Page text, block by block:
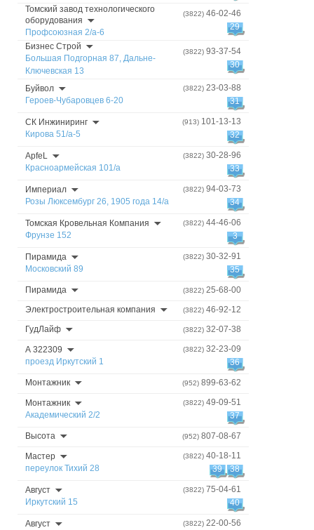
Томский завод технологического
оборудования
Профсоюзная 2/а-6
(3822) 46-02-46
29
Бизнес Строй
Большая Подгорная 87, Дальне-
Ключевская 13
(3822) 93-37-54
30
Буйвол
Героев-Чубаровцев 6-20
(3822) 23-03-88
31
СК Инжиниринг
Кирова 51/а-5
(913) 101-13-13
32
АpfeL
Красноармейская 101/а
(3822) 30-28-96
33
Империал
Розы Люксембург 26, 1905 года 14/а
(3822) 94-03-73
34
Томская Кровельная Компания
Фрунзе 152
(3822) 44-46-06
3
Пирамида
Московский 89
(3822) 30-32-91
35
Пирамида (3822) 25-68-00
Электростроительная компания
(3822) 46-92-12
ГудЛайф
(3822) 32-07-38
А 322309
проезд Иркутский 1
(3822) 32-23-09
36
Монтажник (952) 899-63-62
Монтажник
Академический 2/2
(3822) 49-09-51
37
Высота (952) 807-08-67
Мастер
переулок Тихий 28
(3822) 40-18-11
38
39
Август
Иркутский 15
(3822) 75-04-61
40
Август
(3822) 22-00-56